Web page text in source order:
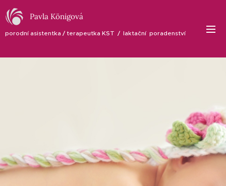
Pavla Königová
porodní asistentka / terapeutka KST / laktační poradenství